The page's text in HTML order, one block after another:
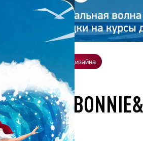
презентацию Студия дизайна
Dreamroomer